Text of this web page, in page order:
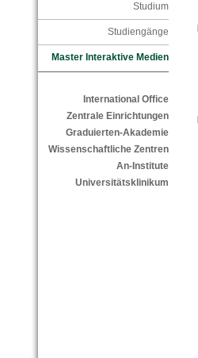
Studium
Studiengänge
Master Interaktive Medien
International Office
Zentrale Einrichtungen
Graduierten-Akademie
Wissenschaftliche Zentren
An-Institute
Universitätsklinikum